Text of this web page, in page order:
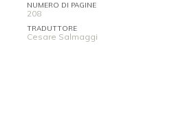
NUMERO DI PAGINE
208
TRADUTTORE
Cesare Salmaggi